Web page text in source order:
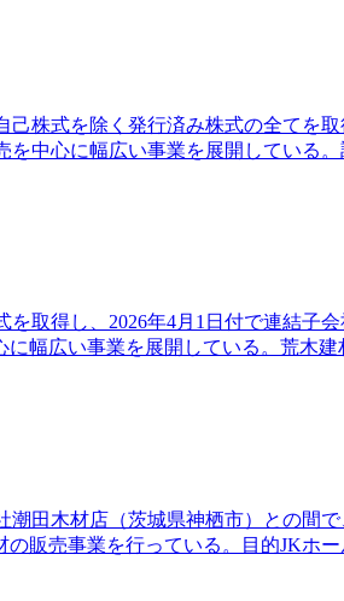
株式を除く発行済み株式の全てを
中心に幅広い事業を展開している
取得し、2026年4月1日付で連結子
幅広い事業を展開している。荒木
田木材店（茨城県神栖市）との間
販売事業を行っている。目的JKホ